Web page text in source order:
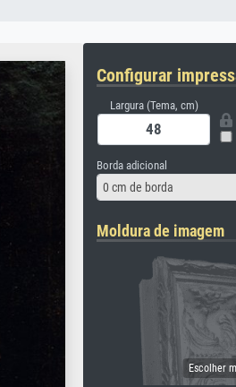
Configurar
Largura (Tema, cm)
Borda adicional
0 cm de borda
Moldura de imagem